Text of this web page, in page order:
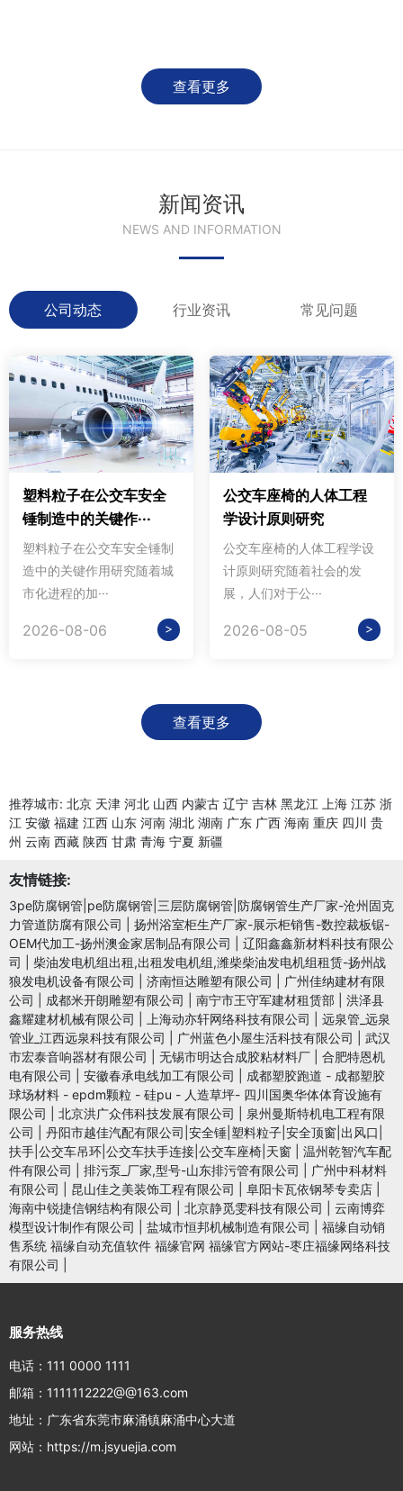
查看更多
新闻资讯
NEWS AND INFORMATION
公司动态 行业资讯 常见问题
塑料粒子在公交车安全
锤制造中的关键作···
塑料粒子在公交车安全锤制
造中的关键作用研究随着城
市化进程的加···
2026-08-06 >
公交车座椅的人体工程
学设计原则研究
公交车座椅的人体工程学设
计原则研究随着社会的发
展，人们对于公···
2026-08-05 >
查看更多
推荐城市: 北京 天津 河北 山西 内蒙古 辽宁 吉林 黑龙江 上海 江苏 浙
江 安徽 福建 江西 山东 河南 湖北 湖南 广东 广西 海南 重庆 四川 贵
州 云南 西藏 陕西 甘肃 青海 宁夏 新疆
友情链接:
3pe防腐钢管|pe防腐钢管|三层防腐钢管|防腐钢管生产厂家-沧州固克
力管道防腐有限公司
扬州浴室柜生产厂家-展示柜销售-数控裁板锯-
OEM代加工-扬州澳金家居制品有限公司
辽阳鑫鑫新材料科技有限公
司
柴油发电机组出租,出租发电机组,潍柴柴油发电机组租赁-扬州战
狼发电机设备有限公司
济南恒达雕塑有限公司
广州佳纳建材有限
公司
成都米开朗雕塑有限公司 南宁市王守军建材租赁部
洪泽县
鑫耀建材机械有限公司
上海动亦轩网络科技有限公司
远泉管_远泉
管业_江西远泉科技有限公司
广州蓝色小屋生活科技有限公司
武汉
市宏泰音响器材有限公司
无锡市明达合成胶粘材料厂
合肥特恩机
电有限公司
安徽春承电线加工有限公司
成都塑胶跑道 - 成都塑胶
球场材料 - epdm颗粒 - 硅pu - 人造草坪- 四川国奥华体体育设施有
限公司
北京洪广众伟科技发展有限公司
泉州曼斯特机电工程有限
公司
丹阳市越佳汽配有限公司|安全锤|塑料粒子|安全顶窗|出风口|
扶手|公交车吊环|公交车扶手连接|公交车座椅|天窗
温州乾智汽车配
件有限公司
排污泵_厂家,型号-山东排污管有限公司
广州中科材料
有限公司
昆山佳之美装饰工程有限公司 阜阳卡瓦依钢琴专卖店
海南中锐捷信钢结构有限公司
北京静觅雯科技有限公司
云南博弈
模型设计制作有限公司
盐城市恒邦机械制造有限公司
福缘自动销
售系统 福缘自动充值软件 福缘官网 福缘官方网站-枣庄福缘网络科技
有限公司
服务热线
电话：111 0000 1111
邮箱：1111112222@@163.com
地址：广东省东莞市麻涌镇麻涌中心大道
网站：https://m.jsyuejia.com